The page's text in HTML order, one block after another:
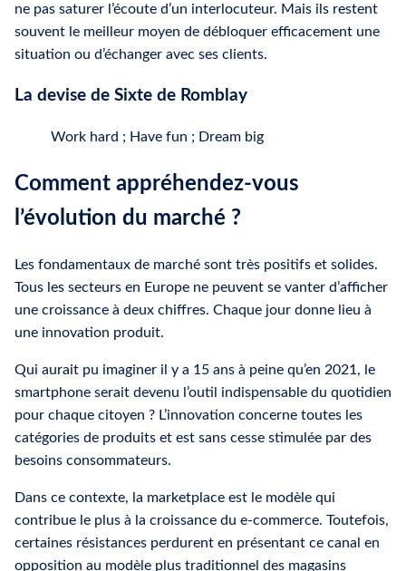
ne pas saturer l’écoute d’un interlocuteur. Mais ils restent
souvent le meilleur moyen de débloquer efficacement une
situation ou d’échanger avec ses clients.
La devise de Sixte de Romblay
Work hard ; Have fun ; Dream big
Comment appréhendez-vous
l’évolution du marché ?
Les fondamentaux de marché sont très positifs et solides.
Tous les secteurs en Europe ne peuvent se vanter d’afficher
une croissance à deux chiffres. Chaque jour donne lieu à
une innovation produit.
Qui aurait pu imaginer il y a 15 ans à peine qu’en 2021, le
smartphone serait devenu l’outil indispensable du quotidien
pour chaque citoyen ? L’innovation concerne toutes les
catégories de produits et est sans cesse stimulée par des
besoins consommateurs.
Dans ce contexte, la marketplace est le modèle qui
contribue le plus à la croissance du e-commerce. Toutefois,
certaines résistances perdurent en présentant ce canal en
opposition au modèle plus traditionnel des magasins